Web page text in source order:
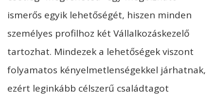
ismerős egyik lehetőségét, hiszen minden
személyes profilhoz két Vállalkozáskezelő
tartozhat. Mindezek a lehetőségek viszont
folyamatos kényelmetlenségekkel járhatnak,
ezért leginkább célszerű családtagot